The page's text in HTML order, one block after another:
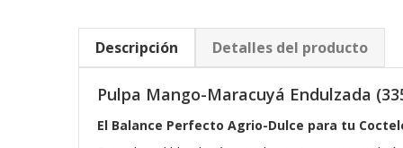
Descripción Detalles del producto
Pulpa Mango-Maracuyá Endulzada
El Balance Perfecto Agrio-Dulce para tu